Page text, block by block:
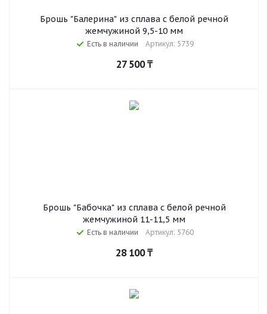
Брошь "Балерина" из сплава с белой речной
жемчужиной 9,5-10 мм
Есть в наличии Артикул: 5739
27 500₸
Брошь "Бабочка" из сплава с белой речной
жемчужиной 11-11,5 мм
Есть в наличии Артикул: 5760
28 100₸